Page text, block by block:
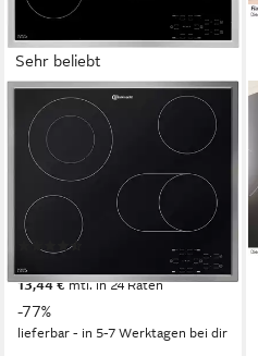
Sehr beliebt
BAUKNECHT
Elektro-Kochfeld CTAR 9642
IN
58 x 4,6 x 51 cm
B/H/T
Anzahl Kochzonen
flacher Edelstahlrahmen
Rahmen
270,53 €
1.199,00 €
13,44 €mtl. in 24 Raten
-77%
lieferbar - in 5-7 Werktagen bei dir